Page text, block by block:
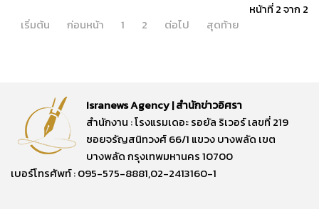
หน้าที่ 2 จาก 2
เริ่มต้น
ก่อนหน้า 1 2 ต่อไป สุดท้าย
Isranews Agency | สำนักข่าวอิศรา
สำนักงาน : โรงแรมเดอะ รอยัล ริเวอร์ เลขที่ 219
ซอยจรัญสนิทวงศ์ 66/1 แขวง บางพลัด เขต
บางพลัด กรุงเทพมหานคร 10700
เบอร์โทรศัพท์ : 095-575-8881,02-2413160-1